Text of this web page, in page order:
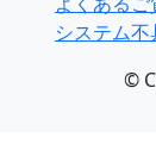
システム
©